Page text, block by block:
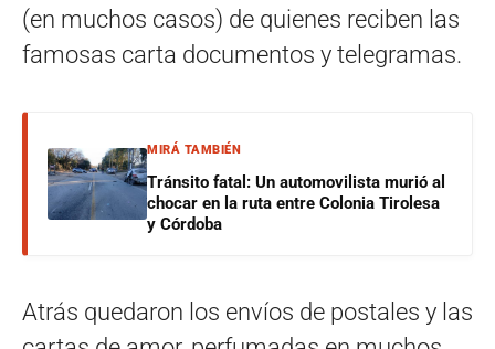
(en muchos casos) de quienes reciben las
famosas carta documentos y telegramas.
MIRÁ TAMBIÉN
Tránsito fatal: Un automovilista murió al
chocar en la ruta entre Colonia Tirolesa
y Córdoba
Atrás quedaron los envíos de postales y las